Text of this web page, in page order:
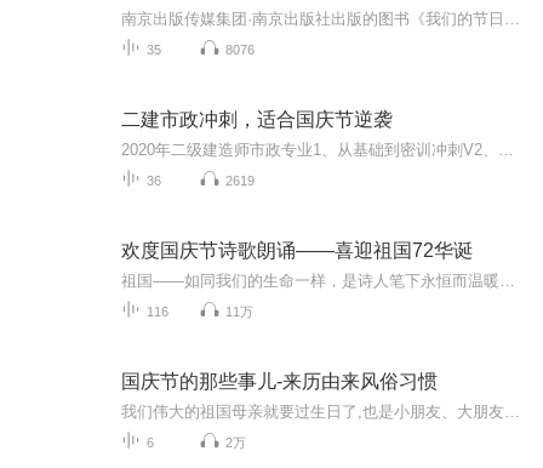
35 8076
二建市政冲刺，适合国庆节逆袭
36 2619
欢度国庆节诗歌朗诵——喜迎祖国72华诞
116 11万
国庆节的那些事儿-来历由来风俗习惯
6 2万